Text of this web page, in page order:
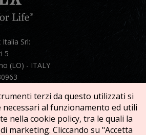
Srl:
5
(LO) - ITALY
terzi da questo utilizzati si
necessari al funzionamento ed utili
nella cookie policy, tra le quali la
marketing. Cliccando su "Accetta